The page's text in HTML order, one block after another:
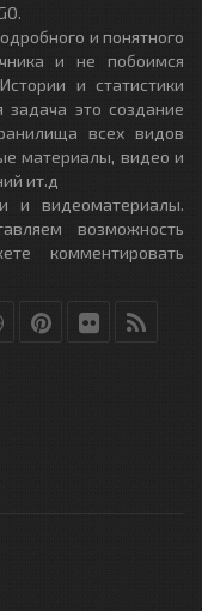
и понятного
и не побоимся
и статистики
задача это создание
всех видов
материалы, видео и
ит.д
и видеоматериалы.
возможность
комментировать